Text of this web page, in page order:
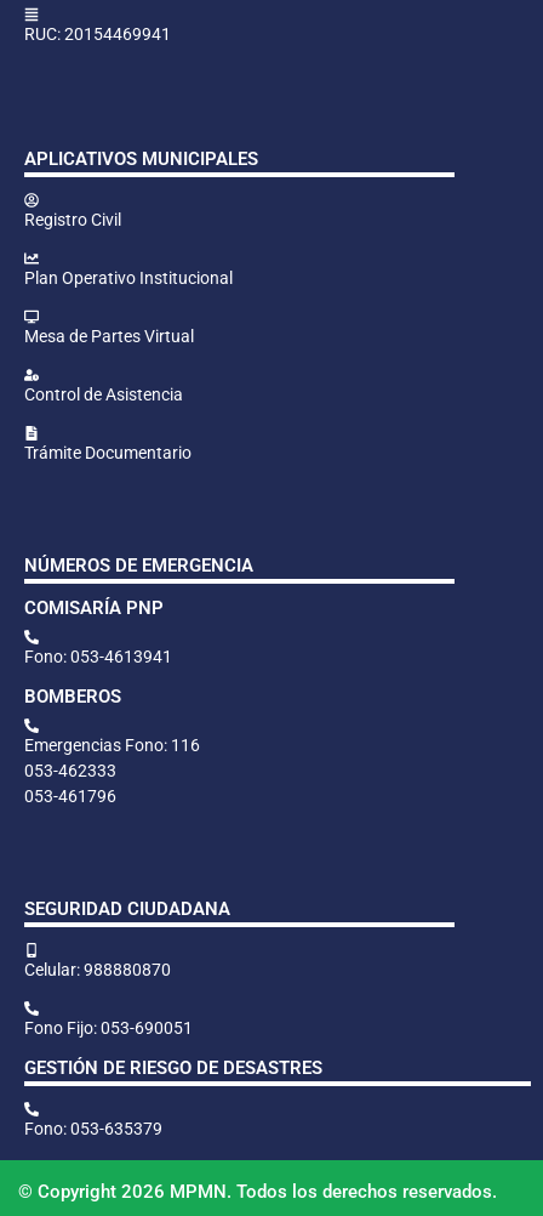
RUC: 20154469941
APLICATIVOS MUNICIPALES
Registro Civil
Plan Operativo Institucional
Mesa de Partes Virtual
Control de Asistencia
Trámite Documentario
NÚMEROS DE EMERGENCIA
COMISARÍA PNP
Fono: 053-4613941
BOMBEROS
Emergencias Fono: 116
053-462333
053-461796
SEGURIDAD CIUDADANA
Celular: 988880870
Fono Fijo: 053-690051
GESTIÓN DE RIESGO DE DESASTRES
Fono: 053-635379
© Copyright 2026 MPMN. Todos los derechos reservados.